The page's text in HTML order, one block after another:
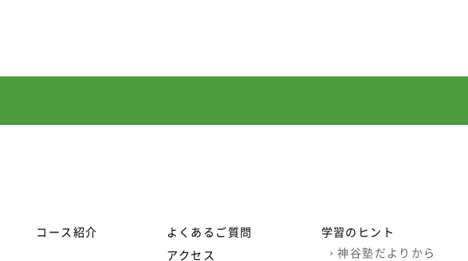
コース紹介
よくあるご質問
アクセス
学習のヒント
› 神谷塾だよりから